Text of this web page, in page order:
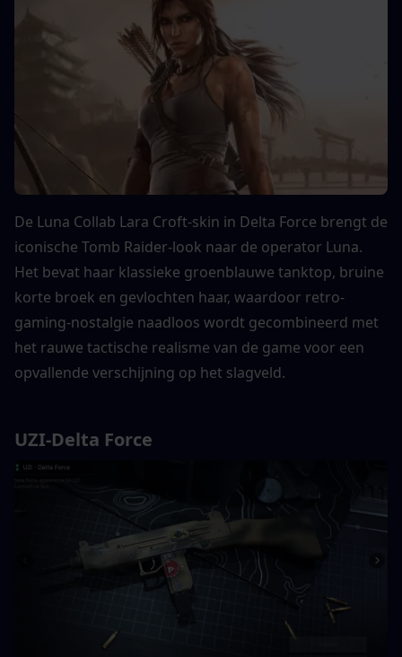
De Luna Collab Lara Croft-skin in Delta Force brengt de
iconische Tomb Raider-look naar de operator Luna.
Het bevat haar klassieke groenblauwe tanktop, bruine
korte broek en gevlochten haar, waardoor retro-
gaming-nostalgie naadloos wordt gecombineerd met
het rauwe tactische realisme van de game voor een
opvallende verschijning op het slagveld.
UZI-Delta Force